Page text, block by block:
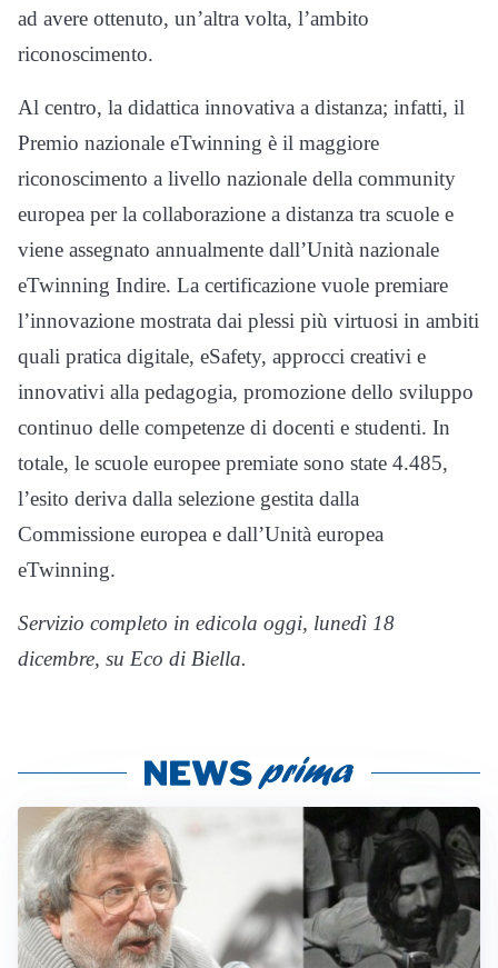
ad avere ottenuto, un’altra volta, l’ambito
riconoscimento.
Al centro, la didattica innovativa a distanza; infatti, il
Premio nazionale eTwinning è il maggiore
riconoscimento a livello nazionale della community
europea per la collaborazione a distanza tra scuole e
viene assegnato annualmente dall’Unità nazionale
eTwinning Indire. La certificazione vuole premiare
l’innovazione mostrata dai plessi più virtuosi in ambiti
quali pratica digitale, eSafety, approcci creativi e
innovativi alla pedagogia, promozione dello sviluppo
continuo delle competenze di docenti e studenti. In
totale, le scuole europee premiate sono state 4.485,
l’esito deriva dalla selezione gestita dalla
Commissione europea e dall’Unità europea
eTwinning.
Servizio completo in edicola oggi, lunedì 18
dicembre, su Eco di Biella.